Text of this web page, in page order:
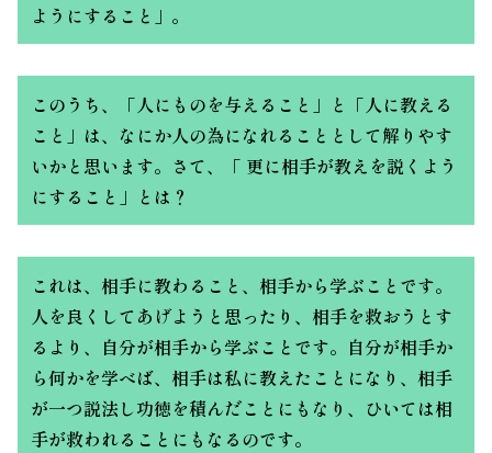
ようにすること」。
このうち、「人にものを与えること」と「人に教える
こと」は、なにか人の為になれることとして解りやす
いかと思います。さて、「 更に相手が教えを説くよう
にすること」とは？
これは、相手に教わること、相手から学ぶことです。
人を良くしてあげようと思ったり、相手を救おうとす
るより、自分が相手から学ぶことです。自分が相手か
ら何かを学べば、相手は私に教えたことになり、相手
が一つ説法し功徳を積んだことにもなり、ひいては相
手が救われることにもなるのです。